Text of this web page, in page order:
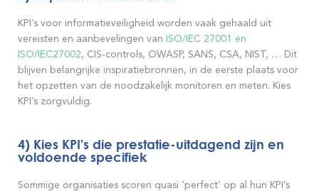
KPI’s voor informatieveiligheid worden vaak gehaald uit
vereisten en aanbevelingen van
ISO/IEC 27001 en
ISO/IEC27002, CIS-controls, OWASP, SANS, CSA, NIST, … Dit
blijven belangrijke inspiratiebronnen, in de eerste plaats voor
het opzetten van de noodzakelijk monitoren en meten. Kies
KPI’s zorgvuldig.
4) Kies KPI's die prestatie-uitdagend zijn en
voldoende specifiek
Sommige organisaties scoren quasi ‘perfect’ op al hun KPI’s